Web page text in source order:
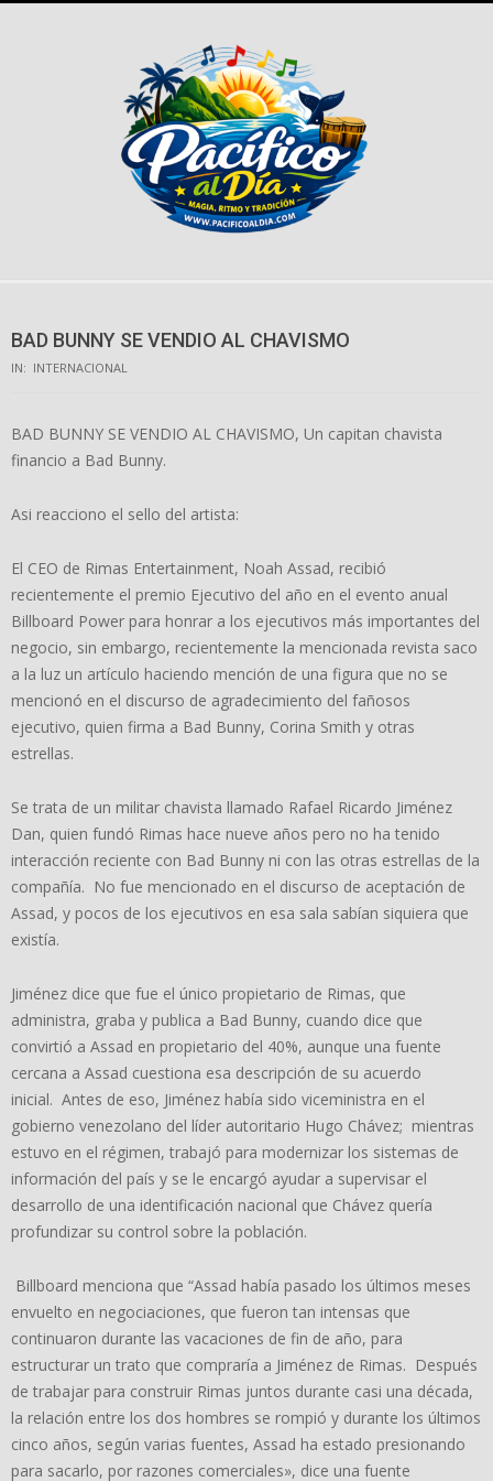
BAD BUNNY SE VENDIO AL CHAVISMO
IN: INTERNACIONAL
BAD BUNNY SE VENDIO AL CHAVISMO, Un capitan chavista
financio a Bad Bunny.
Asi reacciono el sello del artista:
El CEO de Rimas Entertainment, Noah Assad, recibió
recientemente el premio Ejecutivo del año en el evento anual
Billboard Power para honrar a los ejecutivos más importantes del
negocio, sin embargo, recientemente la mencionada revista saco
a la luz un artículo haciendo mención de una figura que no se
mencionó en el discurso de agradecimiento del fañosos
ejecutivo, quien firma a Bad Bunny, Corina Smith y otras
estrellas.
Se trata de un militar chavista llamado Rafael Ricardo Jiménez
Dan, quien fundó Rimas hace nueve años pero no ha tenido
interacción reciente con Bad Bunny ni con las otras estrellas de la
compañía. No fue mencionado en el discurso de aceptación de
Assad, y pocos de los ejecutivos en esa sala sabían siquiera que
existía.
Jiménez dice que fue el único propietario de Rimas, que
administra, graba y publica a Bad Bunny, cuando dice que
convirtió a Assad en propietario del 40%, aunque una fuente
cercana a Assad cuestiona esa descripción de su acuerdo
inicial. Antes de eso, Jiménez había sido viceministra en el
gobierno venezolano del líder autoritario Hugo Chávez; mientras
estuvo en el régimen, trabajó para modernizar los sistemas de
información del país y se le encargó ayudar a supervisar el
desarrollo de una identificación nacional que Chávez quería
profundizar su control sobre la población.
Billboard menciona que “Assad había pasado los últimos meses
envuelto en negociaciones, que fueron tan intensas que
continuaron durante las vacaciones de fin de año, para
estructurar un trato que compraría a Jiménez de Rimas. Después
de trabajar para construir Rimas juntos durante casi una década,
la relación entre los dos hombres se rompió y durante los últimos
cinco años, según varias fuentes, Assad ha estado presionando
para sacarlo, por razones comerciales», dice una fuente